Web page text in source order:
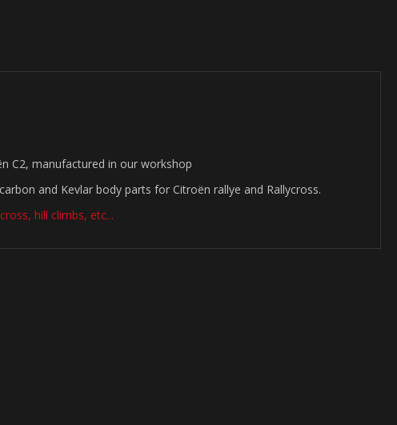
C2, manufactured in our workshop
and Kevlar body parts for Citroën rallye and Rallycross.
hill climbs, etc...